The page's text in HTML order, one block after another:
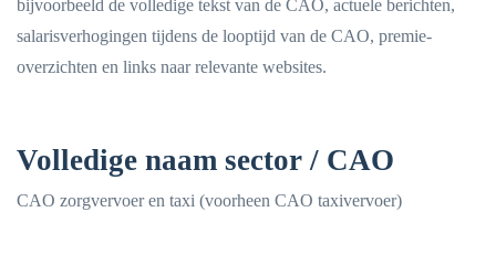
bijvoorbeeld de volledige tekst van de CAO, actuele berichten,
salarisverhogingen tijdens de looptijd van de CAO, premie-
overzichten en links naar relevante websites.
Volledige naam sector / CAO
CAO zorgvervoer en taxi (voorheen CAO taxivervoer)